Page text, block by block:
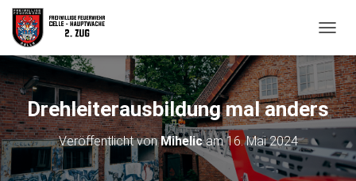
A
V
G
A
T
O
N
Drehleiterausbildung mal anders
Veröffentlicht vonMihelicam16. Mai 2024